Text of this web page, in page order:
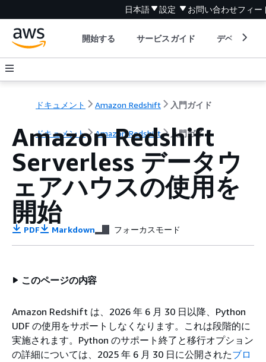
日本語 設定 お問い合わせフィー
開始する サービスガイド デベロッパ
ドキュメント Amazon Redshift 入門ガイド
ドキュメント Amazon Redshift 入門ガイド
Amazon Redshift
Serverless データウ
ェアハウスの使用を
開始
PDF Markdown フォーカスモード
このページの内容
Amazon Redshift は、2026 年 6 月 30 日以降、Python
UDF の使用をサポートしなくなります。これは段階的に
実施されます。Python のサポート終了と移行オプション
の詳細については、2025 年 6 月 30 日に公開されたブロ